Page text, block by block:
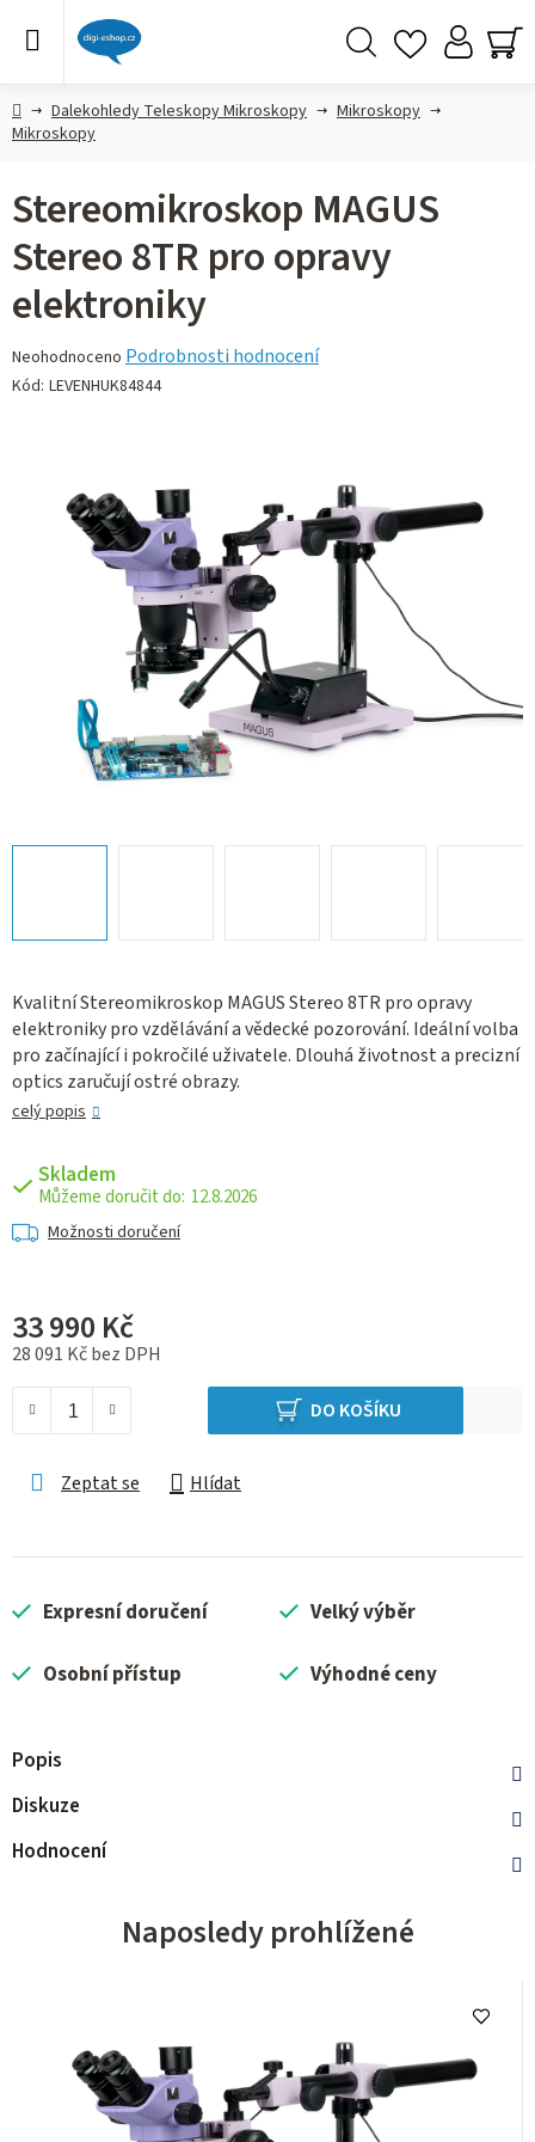
DomůDalekohledy Teleskopy Mikroskopy
Mikroskopy
Mikroskopy
Kvalitní Stereomikroskop MAGUS Stereo 8TR pro opravy
elektroniky pro vzdělávání a vědecké pozorování. Ideální volba
pro začínající i pokročilé uživatele. Dlouhá životnost a precizní
optics zaručují ostré obrazy.
celý popis
Skladem
12.8.2026
Možnosti doručení
33 990 Kč
28 091 Kč bez DPH
DO KOŠÍKU
Zeptat se Hlídat
Stereomikroskop MAGUS
Stereo 8TR pro opravy
elektroniky
Průměrné
hodnocení
hvězdiček.
Neohodnoceno Podrobnosti hodnocení
Kód: LEVENHUK84844
Expresní doručení Velký výběr
Osobní přístup Výhodné ceny
Popis
Diskuze
Hodnocení
Naposledy prohlížené